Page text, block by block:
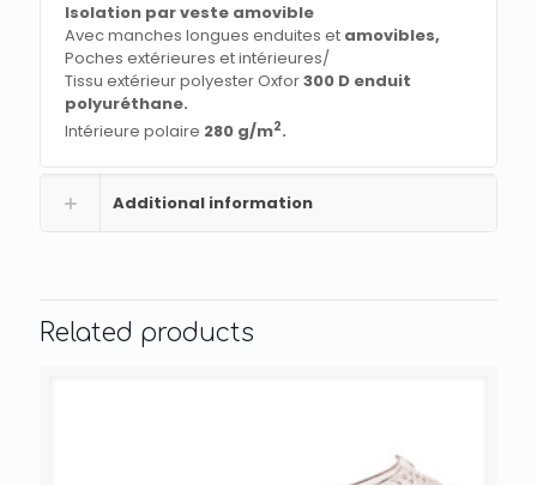
Isolation par veste amovible
Avec manches longues enduites et amovibles,
Poches extérieures et intérieures/
Tissu extérieur polyester Oxfor300 D enduit
polyuréthane.
Intérieure polaire 280 g/m2.
Additional information
Related products